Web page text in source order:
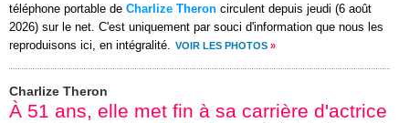
téléphone portable de Charlize Theron circulent depuis jeudi (6 août
2026) sur le net. C'est uniquement par souci d'information que nous les
reproduisons ici, en intégralité. VOIR LES PHOTOS »
Charlize Theron
À 51 ans, elle met fin à sa carrière d'actrice